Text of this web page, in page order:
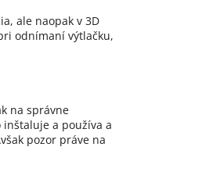
ale naopak v 3D
odnímaní výtlačku,
na správne
inštaluje a používa a
pozor práve na